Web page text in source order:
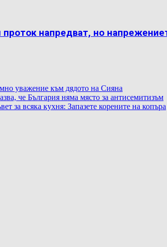
проток напредват, но
уважение към дядото на Сияна
че България няма място за антисемитизъм
за всяка кухня: Запазете корените на копъра